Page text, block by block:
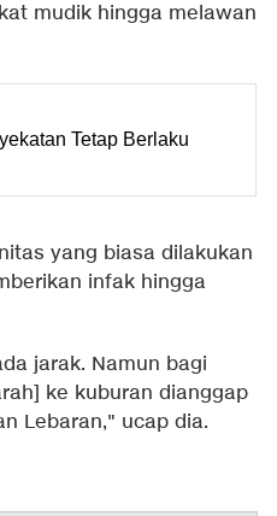
mudik hingga melawan
Tetap Berlaku
yang biasa dilakukan
infak hingga
jarak. Namun bagi
ke kuburan dianggap
Lebaran," ucap dia.